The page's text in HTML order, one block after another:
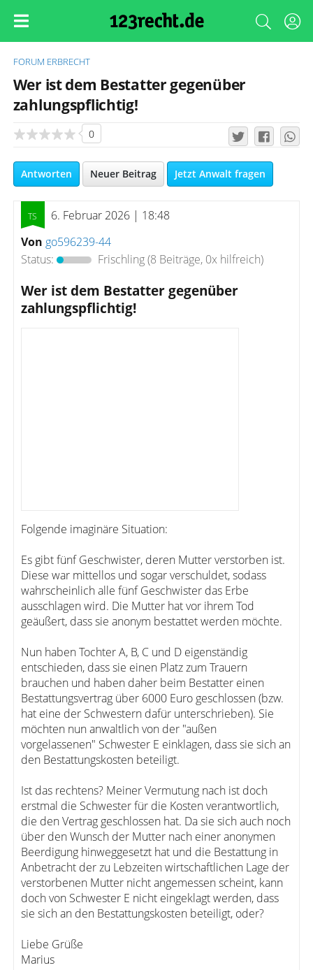
FORUM ERBRECHT
Wer ist dem Bestatter gegenüber
zahlungspflichtig!
0
Antworten Neuer Beitrag Jetzt Anwalt fragen
6. Februar 2026 | 18:48
Von go596239-44
Status:
Frischling(8 Beiträge, 0x hilfreich)
Wer ist dem Bestatter gegenüber
zahlungspflichtig!
Folgende imaginäre Situation:
Es gibt fünf Geschwister, deren Mutter verstorben ist.
Diese war mittellos und sogar verschuldet, sodass
wahrscheinlich alle fünf Geschwister das Erbe
ausschlagen wird. Die Mutter hat vor ihrem Tod
geäußert, dass sie anonym bestattet werden möchte.
Nun haben Tochter A, B, C und D eigenständig
entschieden, dass sie einen Platz zum Trauern
brauchen und haben daher beim Bestatter einen
Bestattungsvertrag über 6000 Euro geschlossen (bzw.
hat eine der Schwestern dafür unterschrieben). Sie
möchten nun anwaltlich von der "außen
vorgelassenen" Schwester E einklagen, dass sie sich an
den Bestattungskosten beteiligt.
Ist das rechtens? Meiner Vermutung nach ist doch
erstmal die Schwester für die Kosten verantwortlich,
die den Vertrag geschlossen hat. Da sie sich auch noch
über den Wunsch der Mutter nach einer anonymen
Beerdigung hinweggesetzt hat und die Bestattung in
Anbetracht der zu Lebzeiten wirtschaftlichen Lage der
verstorbenen Mutter nicht angemessen scheint, kann
doch von Schwester E nicht eingeklagt werden, dass
sie sich an den Bestattungskosten beteiligt, oder?
Liebe Grüße
Marius